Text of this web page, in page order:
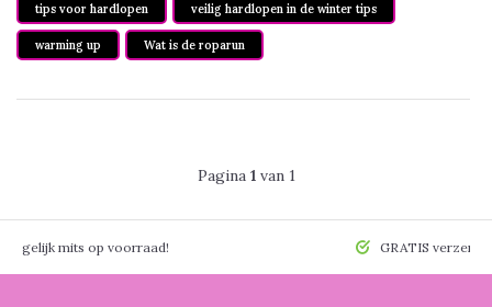
tips voor hardlopen veilig hardlopen in de winter tips
warming up Wat is de roparun
Pagina 1van 1
mits op voorraad! GRATIS